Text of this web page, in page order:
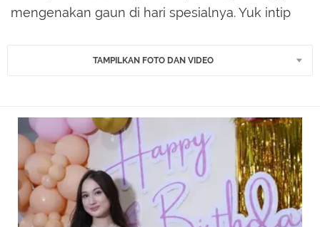
mengenakan gaun di hari spesialnya. Yuk intip
TAMPILKAN FOTO DAN VIDEO